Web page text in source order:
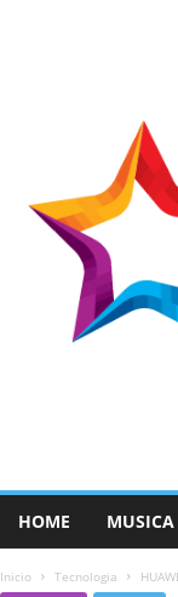
HOME MUSICA
Inicio Tecnologia